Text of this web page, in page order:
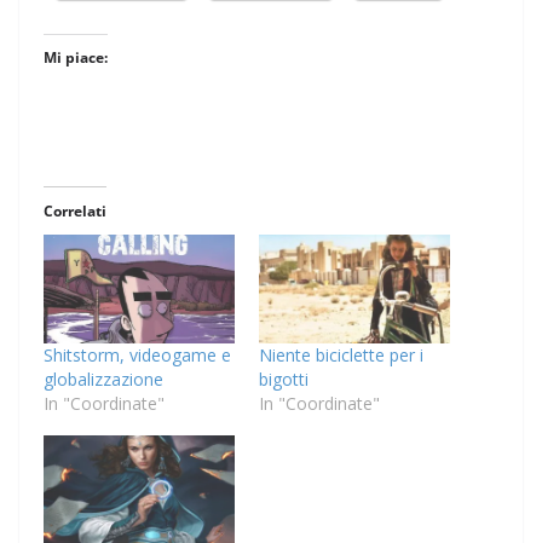
Mi piace:
Correlati
Shitstorm, videogame e
globalizzazione
In "Coordinate"
Niente biciclette per i
bigotti
In "Coordinate"